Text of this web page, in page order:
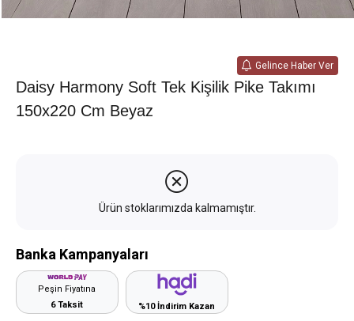
Gelince Haber Ver
Daisy Harmony Soft Tek Kişilik Pike Takımı
150x220 Cm Beyaz
Ürün stoklarımızda kalmamıştır.
Banka Kampanyaları
Peşin Fiyatına
6 Taksit
%10 İndirim Kazan